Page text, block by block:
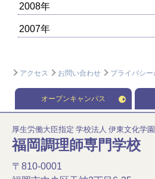
2008年
2007年
アクセス お問い合わせ プライバシー
オープンキャンパス
厚生労働大臣指定 学校法人 伊東文化学園
福岡調理師専門学校
〒810-0001